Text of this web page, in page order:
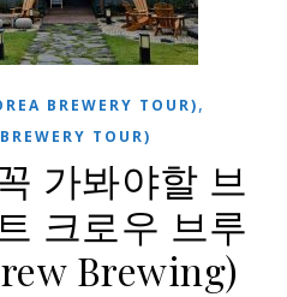
BREWERY TOUR),
TOUR)
가봐야할 브
크로우 브루
Brewing)